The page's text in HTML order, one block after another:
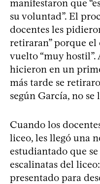
manifestaron que
su voluntad”. El
docentes les
retiraran” porque
vuelto “muy hostil”.
hicieron en un
más tarde se
según García, no se
Cuando los
liceo, les llegó una
estudiantado que
escalinatas del
presentado para